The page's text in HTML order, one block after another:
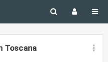
Toscana